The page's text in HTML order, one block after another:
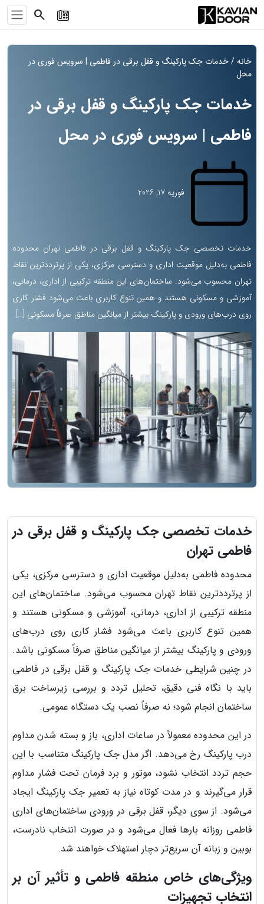
search
خانه/ خدمات جک پارکینگ و قفل برقی در فاطمی | سرویس فوری در
محل
خدمات جک پارکینگ و قفل برقی در
فاطمی | سرویس فوری در محل
فوریه 17, 2026
خدمات تخصصی جک پارکینگ و قفل برقی در فاطمی تهران محدوده
فاطمی به‌دلیل موقعیت اداری و دسترسی مرکزی، یکی از پرترددترین نقاط
تهران محسوب می‌شود. ساختمان‌های این منطقه ترکیبی از اداری، درمانی،
آموزشی و مسکونی هستند و همین تنوع کاربری باعث می‌شود فشار کاری
روی درب‌های ورودی و پارکینگ بیشتر از میانگین مناطق صرفاً مسکونی […]
خدمات تخصصی جک پارکینگ و قفل برقی در
فاطمی تهران
محدوده فاطمی به‌دلیل موقعیت اداری و دسترسی مرکزی، یکی
از پرترددترین نقاط تهران محسوب می‌شود. ساختمان‌های این
منطقه ترکیبی از اداری، درمانی، آموزشی و مسکونی هستند و
همین تنوع کاربری باعث می‌شود فشار کاری روی درب‌های
ورودی و پارکینگ بیشتر از میانگین مناطق صرفاً مسکونی باشد.
در چنین شرایطی خدمات جک پارکینگ و قفل برقی در فاطمی
باید با نگاه فنی دقیق، تحلیل تردد و بررسی زیرساخت برق
ساختمان انجام شود؛ نه صرفاً نصب یک دستگاه عمومی.
در این محدوده معمولاً در ساعات اداری، باز و بسته شدن مداوم
درب پارکینگ رخ می‌دهد. اگر مدل جک پارکینگ متناسب با این
حجم تردد انتخاب نشود، موتور و برد فرمان تحت فشار مداوم
قرار می‌گیرند و در مدت کوتاه نیاز به تعمیر جک پارکینگ ایجاد
می‌شود. از سوی دیگر، قفل برقی در ورودی ساختمان‌های اداری
فاطمی روزانه بارها فعال می‌شود و در صورت انتخاب نادرست،
بوبین و زبانه آن سریع‌تر دچار استهلاک خواهند شد.
ویژگی‌های خاص منطقه فاطمی و تأثیر آن بر
انتخاب تجهیزات